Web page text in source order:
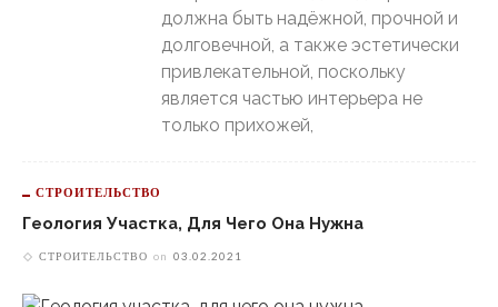
должна быть надёжной, прочной и
долговечной, а также эстетически
привлекательной, поскольку
является частью интерьера не
только прихожей,
СТРОИТЕЛЬСТВО
Геология Участка, Для Чего Она Нужна
СТРОИТЕЛЬСТВО on 03.02.2021